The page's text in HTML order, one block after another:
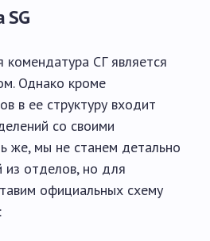
SG
комендатура СГ является
Однако кроме
в ее структуру входит
со своими
же, мы не станем детально
из отделов, но для
официальных схему